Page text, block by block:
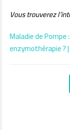
Vous trouverez
Maladie de
enzymothérapie